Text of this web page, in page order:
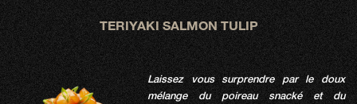
TERIYAKI SALMON TULIP
Laissez vous surprendre par le doux
mélange du poireau snacké et du